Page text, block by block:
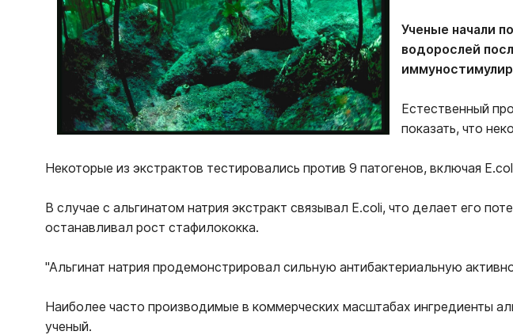
Ученые начали
водорослей
Естественный
показать, что
Некоторые из экстрактов тестировались против 9 патогенов, включая
В случае с альгинатом натрия экстракт связывал E.coli, что делает его
останавливал рост стафилококка.
"Альгинат натрия продемонстрировал сильную антибактериальную
Наиболее часто производимые в коммерческих масштабах ингредиенты
ученый.